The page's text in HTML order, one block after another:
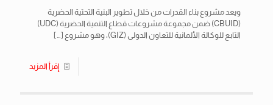
ويعد مشروع بناء القدرات من خلال تطوير البنية التحتية الحضرية
(CBUID) ضمن مجموعة مشروعات قطاع التنمية الحضرية (UDC)
التابع للوكالة الألمانية للتعاون الدولى (GIZ)، وهو مشروع
[…]
إقرأ المزيد